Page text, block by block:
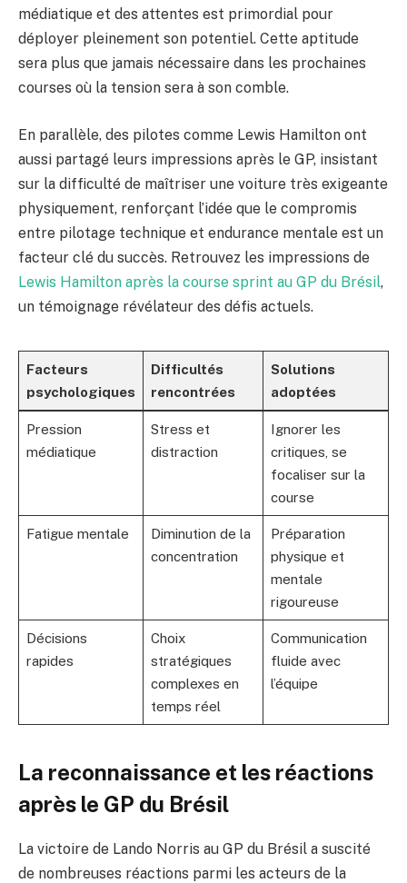
médiatique et des attentes est primordial pour
déployer pleinement son potentiel. Cette aptitude
sera plus que jamais nécessaire dans les prochaines
courses où la tension sera à son comble.
En parallèle, des pilotes comme Lewis Hamilton ont
aussi partagé leurs impressions après le GP, insistant
sur la difficulté de maîtriser une voiture très exigeante
physiquement, renforçant l’idée que le compromis
entre pilotage technique et endurance mentale est un
facteur clé du succès. Retrouvez les impressions de
Lewis Hamilton après la course sprint au GP du Brésil,
un témoignage révélateur des défis actuels.
Facteurs
psychologiques
Difficultés
rencontrées
Solutions
adoptées
Pression
médiatique
Stress et
distraction
Ignorer les
critiques, se
focaliser sur la
course
Fatigue mentale
Diminution de la
concentration
Préparation
physique et
mentale
rigoureuse
Décisions
rapides
Choix
stratégiques
complexes en
temps réel
Communication
fluide avec
l’équipe
La reconnaissance et les réactions
après le GP du Brésil
La victoire de Lando Norris au GP du Brésil a suscité
de nombreuses réactions parmi les acteurs de la